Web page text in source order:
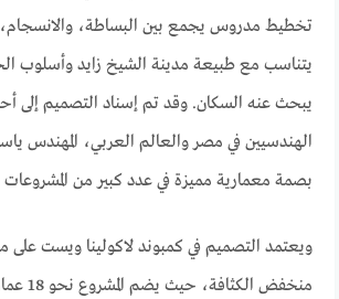
تخطيط مدروس يجمع بين البساطة، والانسجام،
يتناسب مع طبيعة مدينة الشيخ زايد وأسلوب
يبحث عنه السكان. وقد تم إسناد التصميم إلى
الهندسيين في مصر والعالم العربي، المهندس
بصمة معمارية مميزة في عدد كبير من المشروعات
ويعتمد التصميم في كمبوند لاكولينا ويست على
منخفض